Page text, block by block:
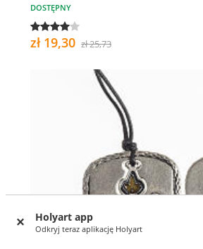
Holyart app
Odkryj teraz aplikację Holyart
DOSTĘPNY
zł 19,30 zł 25,73